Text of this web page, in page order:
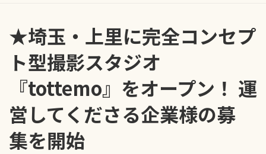
★埼玉・上里に完全コンセプ
ト型撮影スタジオ
『tottemo』をオープン！ 運
営してくださる企業様の募
集を開始